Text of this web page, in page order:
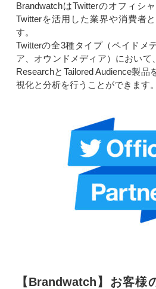
BrandwatchはTwitterのオフィシ
Twitterを活用した業界や消費者
す。
Twitterの全3種タイプ（ペイドメ
ア、オウンドメディア）において
ResearchとTailored Audience製
視化と分析を行うことができます。
【Brandwatch】お客様